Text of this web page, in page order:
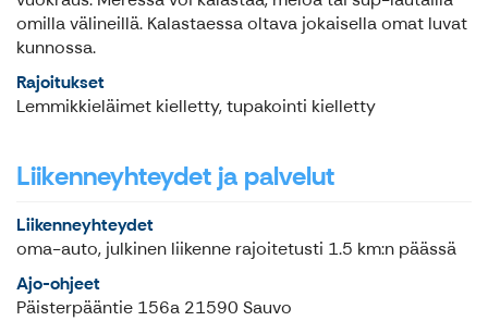
omilla välineillä. Kalastaessa oltava jokaisella omat luvat
kunnossa.
Rajoitukset
Lemmikkieläimet kielletty, tupakointi kielletty
Liikenneyhteydet ja palvelut
Liikenneyhteydet
oma-auto, julkinen liikenne rajoitetusti 1.5 km:n päässä
Ajo-ohjeet
Päisterpääntie 156a 21590 Sauvo